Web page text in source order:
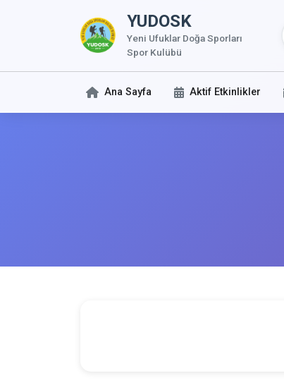
YUDOSK
Yeni Ufuklar Doğa Sporları
Spor Kulübü
Ana Sayfa Aktif Etkinlikler